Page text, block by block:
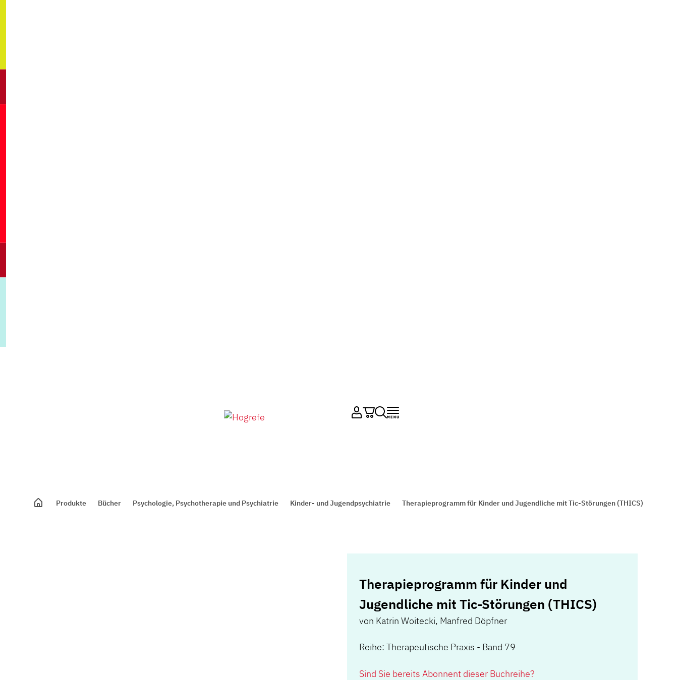
Produkte Bücher Psychologie, Psychotherapie und Psychiatrie Kinder- und Jugendpsychiatrie Therapieprogramm für Kinder und Jugendliche mit Tic-Störungen (THICS)
Therapieprogramm für Kinder und
Jugendliche mit Tic-Störungen (THICS)
von Katrin Woitecki, Manfred Döpfner
Reihe: Therapeutische Praxis - Band 79
Sind Sie bereits Abonnent dieser Buchreihe?